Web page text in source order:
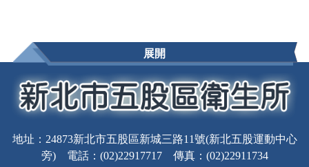
展開
地址：24873新北市五股區新城三路11號(新北五股運動中心
旁) 電話：(02)22917717 傳真：(02)22911734